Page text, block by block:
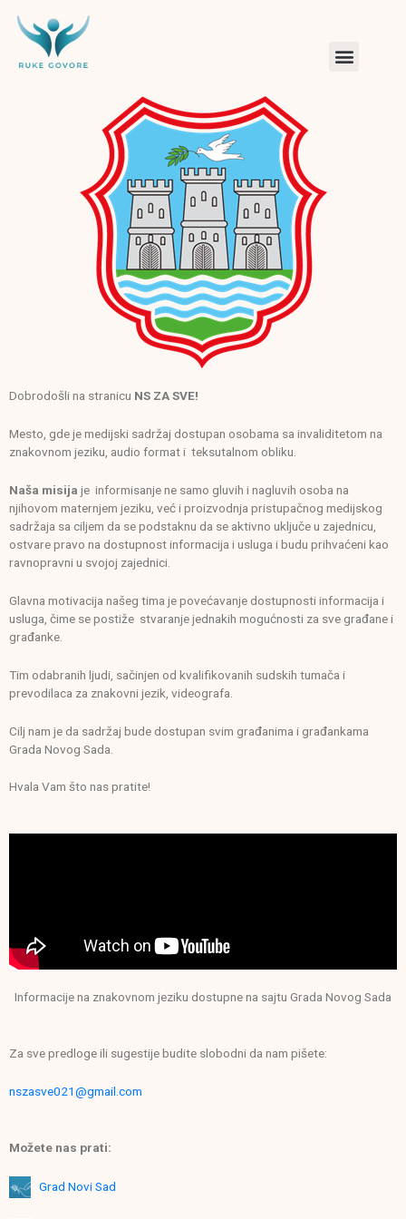
Dobrodošli na stranicu NS ZA SVE!
Mesto, gde je medijski sadržaj dostupan osobama sa invaliditetom na
znakovnom jeziku, audio format i teksutalnom obliku.
Naša misija je informisanje ne samo gluvih i nagluvih osoba na
njihovom maternjem jeziku, već i proizvodnja pristupačnog medijskog
sadržaja sa ciljem da se podstaknu da se aktivno uključe u zajednicu,
ostvare pravo na dostupnost informacija i usluga i budu prihvaćeni kao
ravnopravni u svojoj zajednici.
Glavna motivacija našeg tima je povećavanje dostupnosti informacija i
usluga, čime se postiže stvaranje jednakih mogućnosti za sve građane i
građanke.
Tim odabranih ljudi, sačinjen od kvalifikovanih sudskih tumača i
prevodilaca za znakovni jezik, videografa.
Cilj nam je da sadržaj bude dostupan svim građanima i građankama
Grada Novog Sada.
Hvala Vam što nas pratite!
Informacije na znakovnom jeziku dostupne na sajtu Grada Novog Sada
Za sve predloge ili sugestije budite slobodni da nam pišete:
nszasve021@gmail.com
Možete nas prati:
Grad Novi Sad